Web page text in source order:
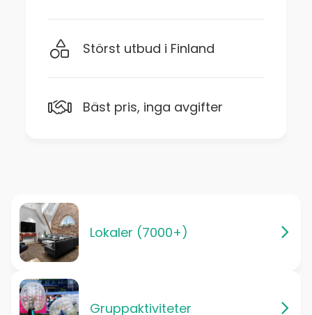
Störst utbud i Finland
Bäst pris, inga avgifter
Lokaler (7000+)
Gruppaktiviteter